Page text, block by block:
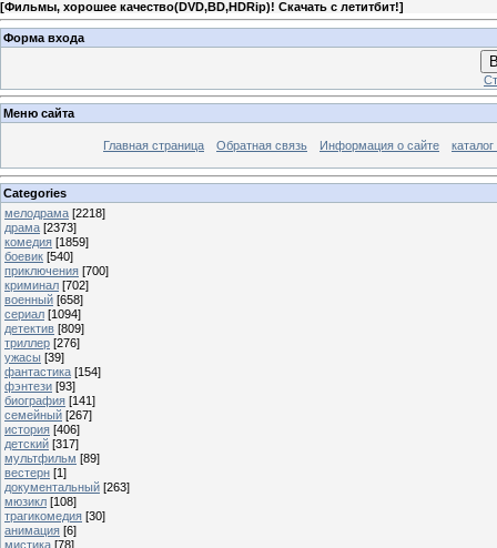
[Фильмы, хорошее качество(DVD,BD,HDRip)! Скачать с летитбит!]
Форма входа
Меню сайта
Главная страница Обратная связь Информация о сайте
Categories
мелодрама [2218]
драма [2373]
комедия [1859]
боевик [540]
приключения [700]
криминал [702]
военный [658]
сериал [1094]
детектив [809]
триллер [276]
ужасы [39]
фантастика [154]
фэнтези [93]
биография [141]
семейный [267]
история [406]
детский [317]
мультфильм [89]
вестерн [1]
документальный [263]
мюзикл [108]
трагикомедия [30]
анимация [6]
мистика [78]